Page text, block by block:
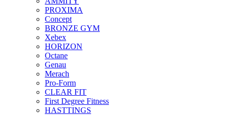
PROXIMA
Concept
BRONZE GYM
Xebex
HORIZON
Octane
Genau
Merach
Pro-Form
CLEAR FIT
First Degree Fitness
HASTTINGS